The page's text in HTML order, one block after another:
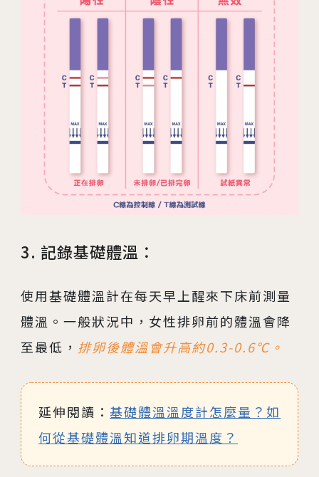
3. 記錄基礎體溫：
使用基礎體溫計在每天早上醒來下床前測量
體溫。一般狀況中，女性排卵前的體溫會降
至最低， 排卵後體溫會升高約0.3-0.6℃。
延伸閱讀： 基礎體溫溫度計怎麼量？如
何從基礎體溫知道排卵期溫度？